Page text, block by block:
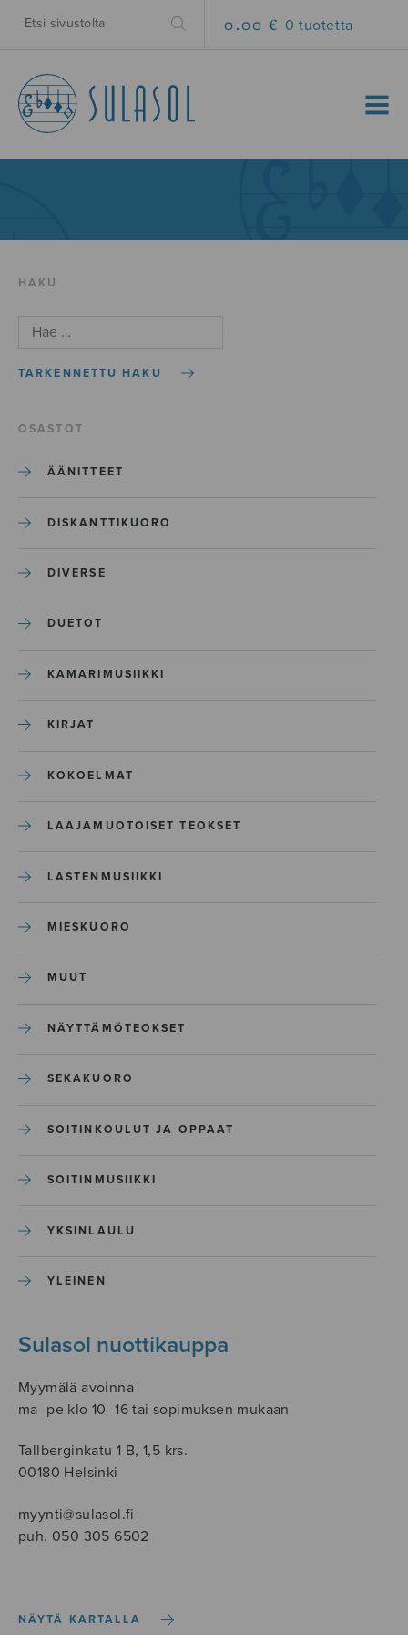
0.00 € 0 tuotetta
MENU
HAKU
TARKENNETTU HAKU
OSASTOT
ÄÄNITTEET
DISKANTTIKUORO
DIVERSE
DUETOT
KAMARIMUSIIKKI
KIRJAT
KOKOELMAT
LAAJAMUOTOISET TEOKSET
LASTENMUSIIKKI
MIESKUORO
MUUT
NÄYTTÄMÖTEOKSET
SEKAKUORO
SOITINKOULUT JA OPPAAT
SOITINMUSIIKKI
YKSINLAULU
YLEINEN
Sulasol nuottikauppa
Myymälä avoinna
ma–pe klo 10–16 tai sopimuksen mukaan
Tallberginkatu 1 B, 1,5 krs.
00180 Helsinki
myynti@sulasol.fi
puh. 050 305 6502
NÄYTÄ KARTALLA